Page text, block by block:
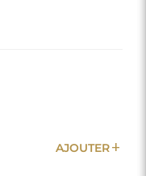
AJOUTERadd